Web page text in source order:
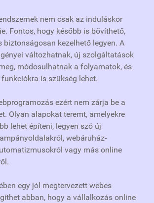
nem csak az induláskor
Fontos, hogy később is bővíthető,
biztonságosan kezelhető legyen. A
változhatnak, új szolgáltatások
módosulhatnak a folyamatok, és
is szükség lehet.
ezért nem zárja be a
Olyan alapokat teremt, amelyekre
lehet építeni, legyen szó új
webáruház-
vagy más online
egy jól megtervezett webes
abban, hogy a vállalkozás online